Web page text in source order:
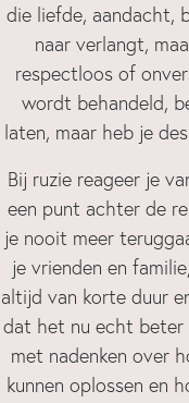
die liefde, aandacht,
naar verlangt,
respectloos of
wordt behandeld,
laten, maar heb je
Bij ruzie reageer je
een punt achter de
je nooit meer
je vrienden en
altijd van korte duur
dat het nu echt beter
met nadenken over
kunnen oplossen en